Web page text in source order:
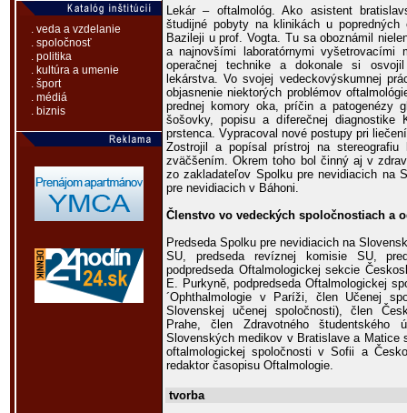
. veda a vzdelanie
. spoločnosť
. politika
. kultúra a umenie
. šport
. médiá
. biznis
Lekár – oftalmológ. Ako asistent
študijné pobyty na klinikách u
Bazileji u prof. Vogta. Tu sa oboznámil
a najnovšími laboratórnymi
operačnej technike a dokonale si
lekárstva. Vo svojej vedeckovýskumnej
objasnenie niektorých problémov
prednej komory oka, príčin a patogenézy
šošovky, popisu a diferečnej diagnostike
prstenca. Vypracoval nové postupy pri
Zostrojil a popísal prístroj na stereografiu
zväčšením. Okrem toho bol činný aj v
zo zakladateľov Spolku pre nevidiacich na
pre nevidiacich v Báhoni.
Členstvo vo vedeckých spoločnostiach a
Predseda Spolku pre nevidiacich na
SU, predseda revíznej komisie SU,
podpredseda Oftalmologickej sekcie
E. Purkyně, podpredseda Oftalmologickej
´Ophthalmologie v Paríži, člen Učenej
Slovenskej učenej spoločnosti), člen
Prahe, člen Zdravotného študentského
Slovenských medikov v Bratislave a Matice
oftalmologickej spoločnosti v Sofii a
redaktor časopisu Oftalmologie.
tvorba